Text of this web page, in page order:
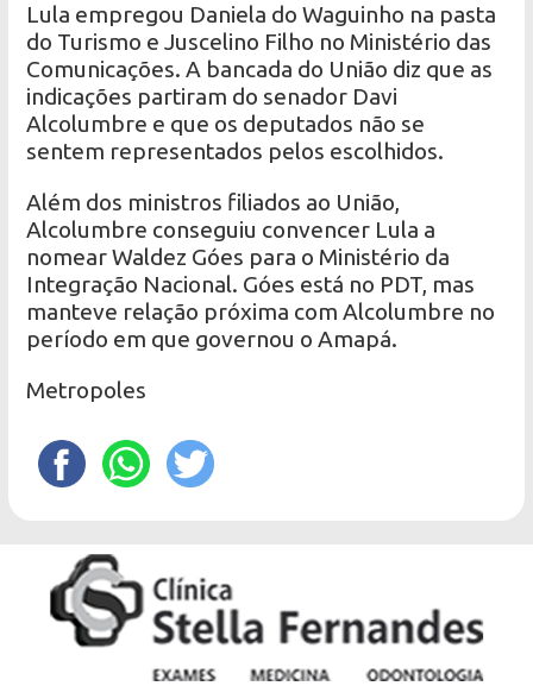
Lula empregou Daniela do Waguinho na pasta
do Turismo e Juscelino Filho no Ministério das
Comunicações. A bancada do União diz que as
indicações partiram do senador Davi
Alcolumbre e que os deputados não se
sentem representados pelos escolhidos.
Além dos ministros filiados ao União,
Alcolumbre conseguiu convencer Lula a
nomear Waldez Góes para o Ministério da
Integração Nacional. Góes está no PDT, mas
manteve relação próxima com Alcolumbre no
período em que governou o Amapá.
Metropoles